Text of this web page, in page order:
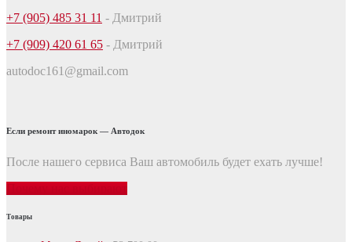
+7 (905) 485 31 11 - Дмитрий
+7 (909) 420 61 65 - Дмитрий
autodoc161@gmail.com
Если ремонт иномарок — Автодок
После нашего сервиса Ваш автомобиль будет ехать лучше!
Товары